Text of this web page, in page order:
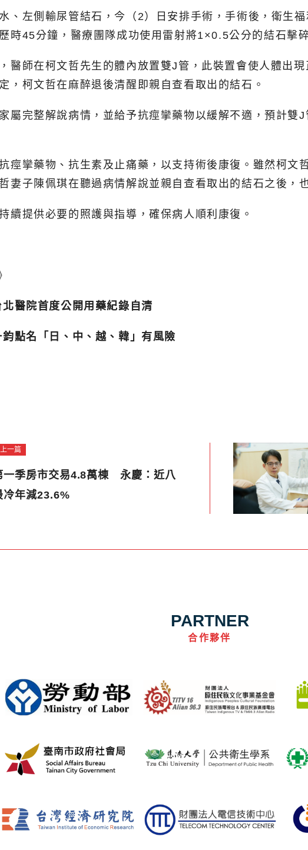
、左側輸尿管結石，今（2）日安排手術，手術後，衛生
時45分鐘，醫療團隊成功使用雷射將1×0.5公分的結石擊
醫師在柯文哲先生的體內放置雙J管，此裝置會使人體出
，柯文哲在麻醉退後清醒即親自查看取出的結石。
屬完整解說病情，並給予抗痙攣藥物以緩解不適，預計雙
痙攣藥物、抗生素及止痛藥，以支持術後康復。雖然柯文
妻子陳佩琪在聽過病情解說並親自查看取出的結石之後，
續提供必要的照護與指導，確保病人順利康復。
醫院首度公開用藥紀錄自清
點名「日、中、越、韓」有風險
一篇
一季房市交易4.8萬棟 永慶：近八
冷年減23.6%
PARTNER
合作夥伴